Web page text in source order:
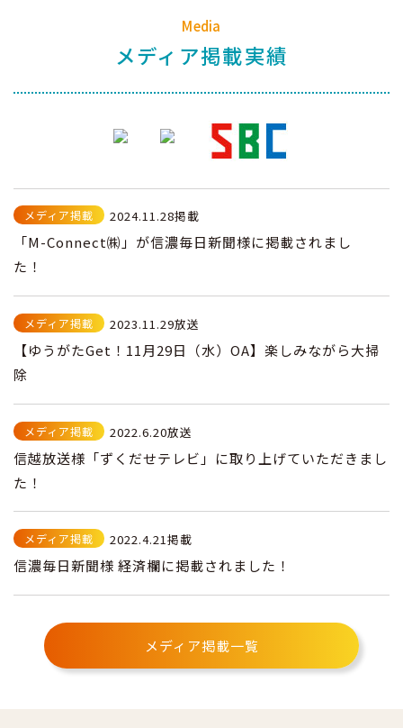
Media
メディア掲載実績
メディア掲載 2024.11.28掲載
「M-Connect㈱」が信濃毎日新聞様に掲載されまし
た！
メディア掲載 2023.11.29放送
【ゆうがたGet！11月29日（水）OA】楽しみながら大掃
除
メディア掲載 2022.6.20放送
信越放送様「ずくだせテレビ」に取り上げていただきまし
た！
メディア掲載 2022.4.21掲載
信濃毎日新聞様 経済欄に掲載されました！
メディア掲載一覧